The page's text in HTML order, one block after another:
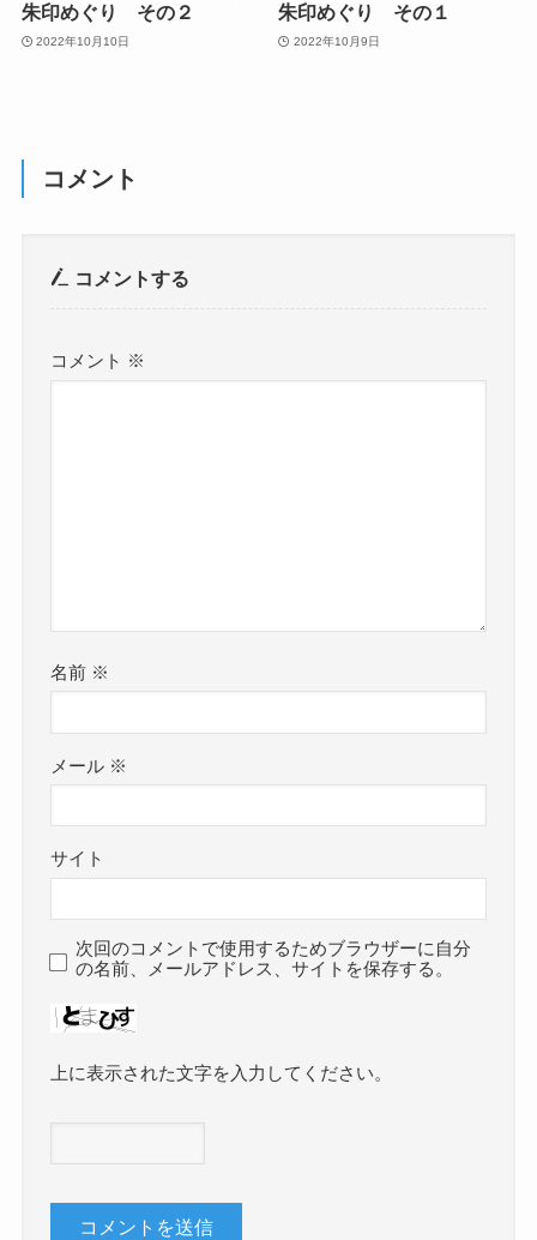
朱印めぐり その２
2022年10月10日
朱印めぐり その１
2022年10月9日
コメント
コメントする
コメント ※
名前 ※
メール ※
サイト
次回のコメントで使用するためブラウザーに自分
の名前、メールアドレス、サイトを保存する。
上に表示された文字を入力してください。